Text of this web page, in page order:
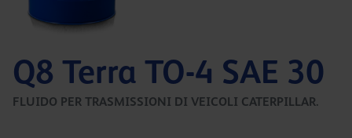
Q8 Terra TO-4 SAE 30
FLUIDO PER TRASMISSIONI DI VEICOLI CATERPILLAR.